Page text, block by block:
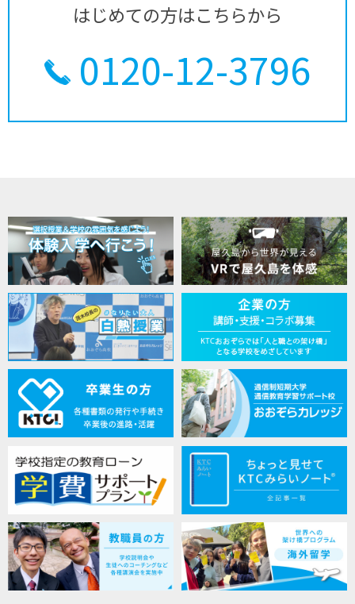
はじめての方はこちらから
0120-12-3796